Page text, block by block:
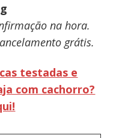
na hora.
grátis.
testadas e
com cachorro?